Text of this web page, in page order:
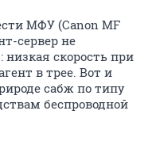
МФУ (Canon MF
сервер не
скорость при
в трее. Вот и
сабж по типу
беспроводной